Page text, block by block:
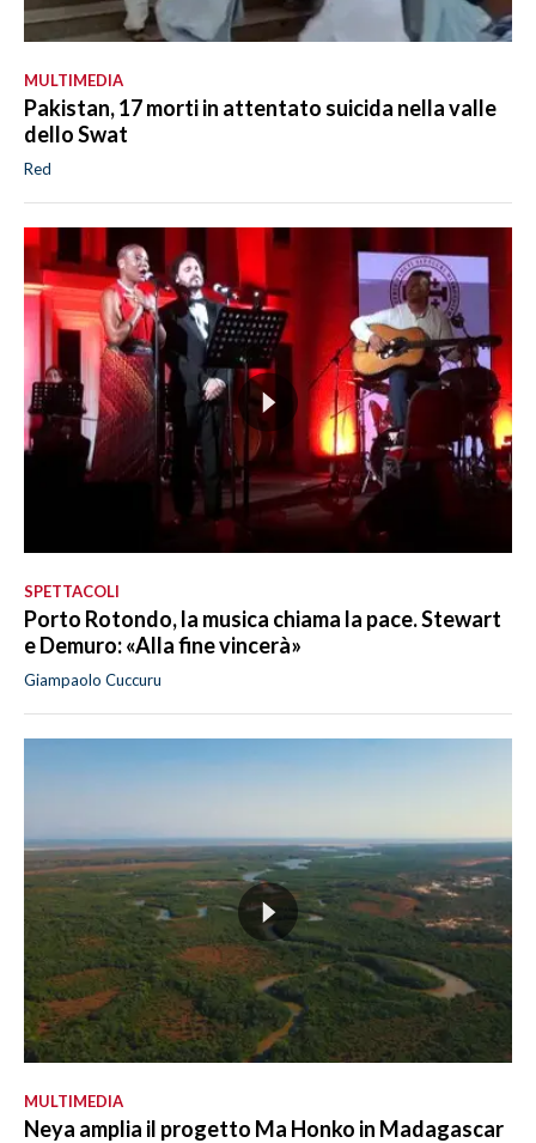
MULTIMEDIA
Pakistan, 17 morti in attentato suicida nella valle
dello Swat
Red
SPETTACOLI
Porto Rotondo, la musica chiama la pace. Stewart
e Demuro: «Alla fine vincerà»
Giampaolo Cuccuru
MULTIMEDIA
Neya amplia il progetto Ma Honko in Madagascar